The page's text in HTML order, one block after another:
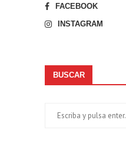
FACEBOOK
INSTAGRAM
BUSCAR